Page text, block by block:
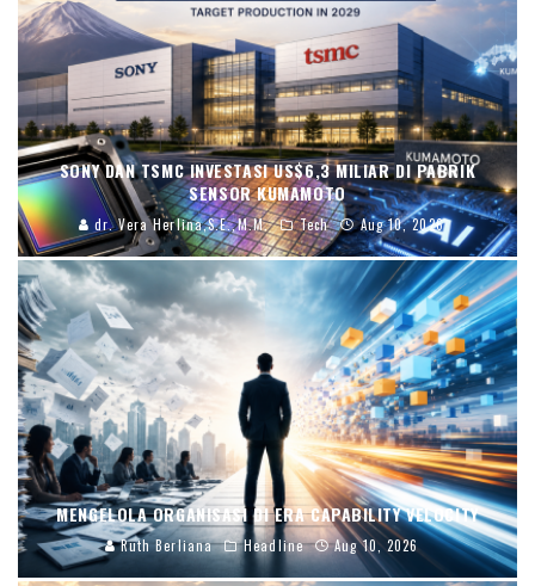
SONY DAN TSMC INVESTASI US$6,3 MILIAR DI PABRIK
SENSOR KUMAMOTO
dr. Vera Herlina,S.E.,M.M. Tech Aug 10, 2026
MENGELOLA ORGANISASI DI ERA CAPABILITY VELOCITY
Ruth Berliana Headline Aug 10, 2026